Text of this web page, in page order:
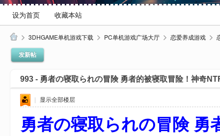
设为首页 收藏本站
3
D
3DHGAME单机游戏下载 PC单机游戏广场大厅 恋爱养成游戏
发新帖
993 - 勇者の寝取られの冒険 勇者的被寝取冒险！神奇
| 显示全部楼层
勇者の寝取られの冒険 勇